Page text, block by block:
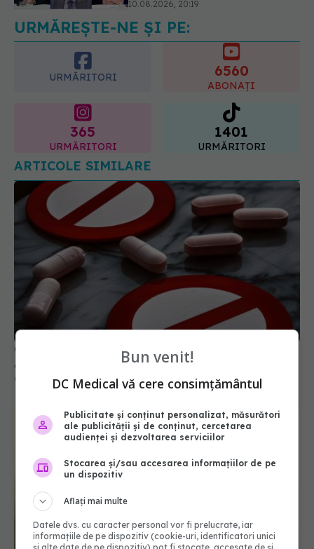
10.08.2026, 22:29
URMĂREȘTE-NE ȘI PE:
URMĂRITORI 6560
ABONAȚI
365
URMĂRITORI
1401
URMĂRITORI
ARTICOLE SIMILARE
Colebil și Panzcebil, blocate temporar în farmacii.
ANMDMR explică de ce a luat măsura
06 aug 2026, 16:37
Bun venit!
DC Medical vă cere consimțământul
Publicitate și conținut personalizat, măsurători
ale publicității și de conținut, cercetarea
audienței și dezvoltarea serviciilor
Stocarea și/sau accesarea informațiilor de pe
un dispozitiv
Aflați mai multe
Datele dvs. cu caracter personal vor fi prelucrate, iar
informațiile de pe dispozitiv (cookie-uri, identificatori unici